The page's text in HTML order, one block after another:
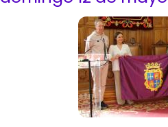
trigésimo